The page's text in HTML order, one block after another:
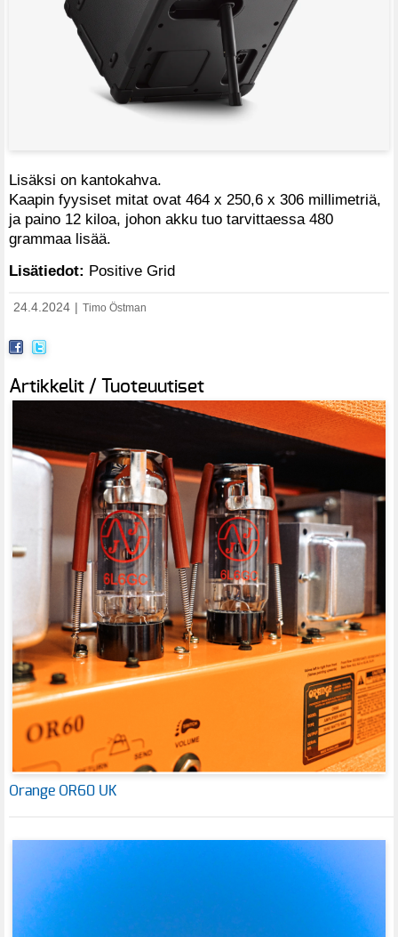
Lisäksi on kantokahva.
Kaapin fyysiset mitat ovat 464 x 250,6 x 306 millimetriä,
ja paino 12 kiloa, johon akku tuo tarvittaessa 480
grammaa lisää.
Lisätiedot: Positive Grid
24.4.2024 Timo Östman
Artikkelit / Tuoteuutiset
Orange OR60 UK